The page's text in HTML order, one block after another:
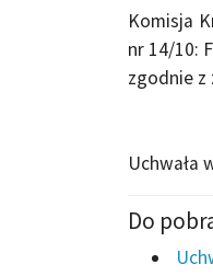
Komisja
nr 14/10:
zgodnie z
Uchwała
Do